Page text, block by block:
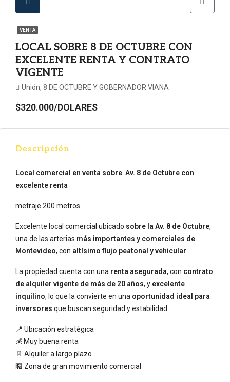
VENTA
LOCAL SOBRE 8 DE OCTUBRE CON
EXCELENTE RENTA Y CONTRATO
VIGENTE
Unión, 8 DE OCTUBRE Y GOBERNADOR VIANA
$320.000/DOLARES
Descripción
Local comercial en venta sobre Av. 8 de Octubre con
excelente renta
metraje 200 metros
Excelente local comercial ubicado sobre la Av. 8 de Octubre,
una de las arterias más importantes y comerciales de
Montevideo, con altísimo flujo peatonal y vehicular
La propiedad cuenta con una renta asegurada, con contrato
de alquiler vigente de más de 20 años, y excelente
inquilino, lo que la convierte en una oportunidad ideal para
inversores que buscan seguridad y estabilidad.
📍 Ubicación estratégica
💰 Muy buena renta
📄 Alquiler a largo plazo
🏪 Zona de gran movimiento comercial